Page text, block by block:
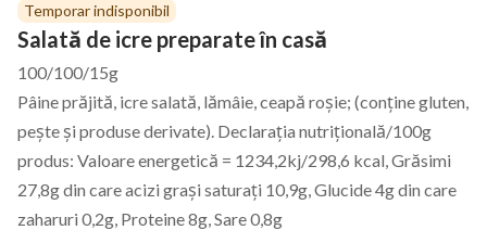
Temporar indisponibil
Salată de icre preparate în casă
100/100/15g
Pâine prăjită, icre salată, lămâie, ceapă roșie; (conține gluten,
pește și produse derivate). Declarația nutrițională/100g
produs: Valoare energetică = 1234,2kj/298,6 kcal, Grăsimi
27,8g din care acizi grași saturați 10,9g, Glucide 4g din care
zaharuri 0,2g, Proteine 8g, Sare 0,8g